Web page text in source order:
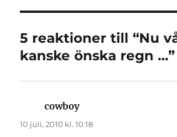
5 reaktioner till “Nu
kanske önska regn …”
cowboyskriver:
10 juli, 2010 kl. 10:18